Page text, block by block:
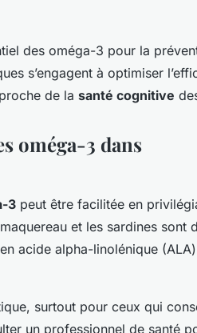
des oméga-3 pour la
s’engagent à optimiser
de la santé cognitive
oméga-3 dans
3 peut être facilitée en
et les sardines sont
acide alpha-linolénique
surtout pour ceux qui
un professionnel de santé